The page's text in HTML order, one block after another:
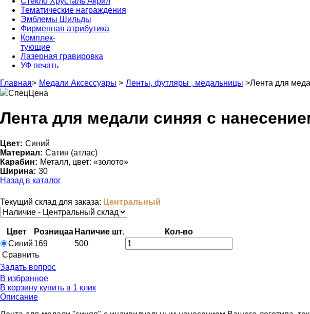
Тематические награждения
Эмблемы Шильды
Фирменная атрибутика
Комплек-
тующие
Лазерная гравировка
УФ печать
Главная> Медали Аксессуары > Ленты, футляры , медальницы >Лента для
СпецЦена
Лента для медали синяя с
Цвет: Синий
Материал: Сатин (атлас)
Карабин: Металл, цвет: «золото»
Ширина: 30
Назад в каталог
Текущий склад для заказа: Центральный
Цвет Розницаa Наличие шт.
Кол-во
Синий 169
500
Cравнить
Задать вопрос
В избранное
В корзину купить в 1 клик
Описание